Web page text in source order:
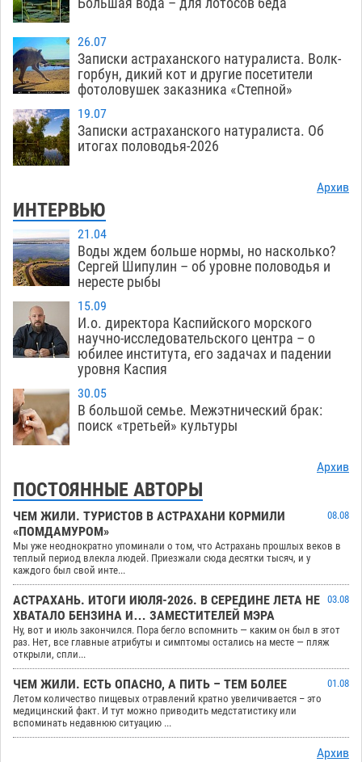
26.07
Записки астраханского натуралиста. Волк-
горбун, дикий кот и другие посетители
фотоловушек заказника «Степной»
19.07
Записки астраханского натуралиста. Об
итогах половодья-2026
Архив
ИНТЕРВЬЮ
21.04
Воды ждем больше нормы, но насколько?
Сергей Шипулин – об уровне половодья и
нересте рыбы
15.09
И.о. директора Каспийского морского
научно-исследовательского центра – о
юбилее института, его задачах и падении
уровня Каспия
30.05
В большой семье. Межэтнический брак:
поиск «третьей» культуры
Архив
ПОСТОЯННЫЕ АВТОРЫ
ЧЕМ ЖИЛИ. ТУРИСТОВ В АСТРАХАНИ КОРМИЛИ
«ПОМДАМУРОМ»
08.08
Мы уже неоднократно упоминали о том, что Астрахань прошлых веков в
теплый период влекла людей. Приезжали сюда десятки тысяч, и у
каждого был свой инте...
АСТРАХАНЬ. ИТОГИ ИЮЛЯ-2026. В СЕРЕДИНЕ ЛЕТА НЕ
ХВАТАЛО БЕНЗИНА И… ЗАМЕСТИТЕЛЕЙ МЭРА
03.08
Ну, вот и июль закончился. Пора бегло вспомнить — каким он был в этот
раз. Нет, все главные атрибуты и симптомы остались на месте — пляж
открыли, спли...
ЧЕМ ЖИЛИ. ЕСТЬ ОПАСНО, А ПИТЬ – ТЕМ БОЛЕЕ
01.08
Летом количество пищевых отравлений кратно увеличивается – это
медицинский факт. И тут можно приводить медстатистику или
вспоминать недавнюю ситуацию ...
Архив